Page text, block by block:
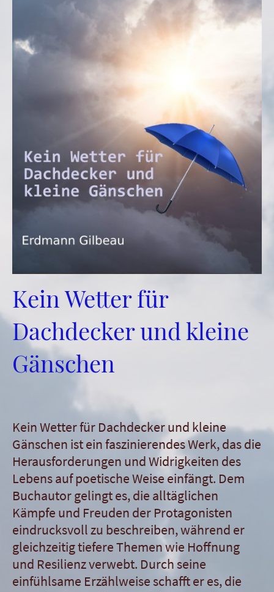
Kein Wetter für
Dachdecker und kleine
Gänschen
Kein Wetter für Dachdecker und kleine
Gänschen ist ein faszinierendes Werk, das die
Herausforderungen und Widrigkeiten des
Lebens auf poetische Weise einfängt. Dem
Buchautor gelingt es, die alltäglichen
Kämpfe und Freuden der Protagonisten
eindrucksvoll zu beschreiben, während er
gleichzeitig tiefere Themen wie Hoffnung
und Resilienz verwebt. Durch seine
einfühlsame Erzählweise schafft er es, die